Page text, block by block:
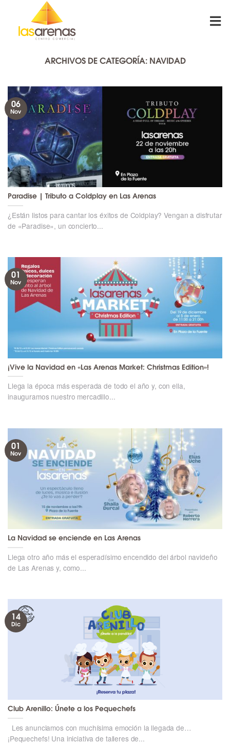
content
ARCHIVOS DE CATEGORÍA: NAVIDAD
Paradise | Tributo a Coldplay en Las Arenas
¿Están listos para cantar los éxitos de Coldplay? Vengan a disfrutar
de «Paradise», un concierto...
06
Nov
¡Vive la Navidad en «Las Arenas Market: Christmas Edition»!
Llega la época más esperada de todo el año y, con ella,
inauguramos nuestro mercadillo...
01
Nov
La Navidad se enciende en Las Arenas
Llega otro año más el esperadísimo encendido del árbol navideño
de Las Arenas y, como...
01
Nov
Club Arenillo: Únete a los Pequechefs
Les anunciamos con muchísima emoción la llegada de…
¡Pequechefs! Una iniciativa de talleres de...
14
Dic